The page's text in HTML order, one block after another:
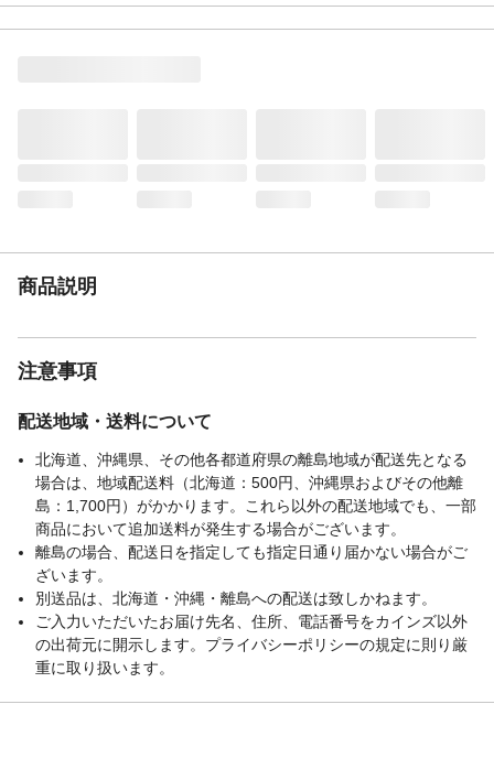
生産国
日本
商品説明
注意事項
配送地域・送料について
北海道、沖縄県、その他各都道府県の離島地域が配送先となる
場合は、地域配送料（北海道：500円、沖縄県およびその他離
島：1,700円）がかかります。これら以外の配送地域でも、一部
商品において追加送料が発生する場合がございます。
離島の場合、配送日を指定しても指定日通り届かない場合がご
ざいます。
別送品は、北海道・沖縄・離島への配送は致しかねます。
ご入力いただいたお届け先名、住所、電話番号をカインズ以外
の出荷元に開示します。プライバシーポリシーの規定に則り厳
重に取り扱います。